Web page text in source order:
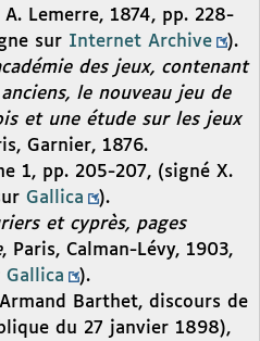
A. Lemerre, 1874, pp. 228-
sur Internet Archive
).
des jeux, contenant
le nouveau jeu de
et une étude sur les jeux
Garnier, 1876.
1, pp. 205-207, (signé X.
Gallica
).
et cyprès, pages
, Paris, Calman-Lévy, 1903,
Gallica
).
Barthet, discours de
du 27 janvier 1898),